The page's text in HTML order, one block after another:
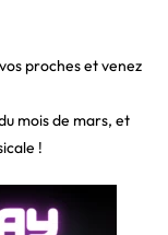
proches et venez
mois de mars, et
!